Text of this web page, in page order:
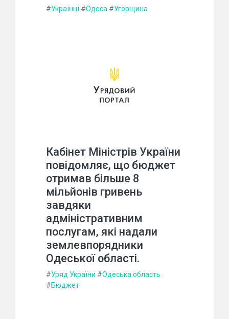
#Українці #Одеса #Угорщина
Кабінет Міністрів України
повідомляє, що бюджет
отримав більше 8
мільйонів гривень
завдяки
адміністративним
послугам, які надали
землевпорядники
Одеської області.
#Уряд України #Одеська область
#Бюджет